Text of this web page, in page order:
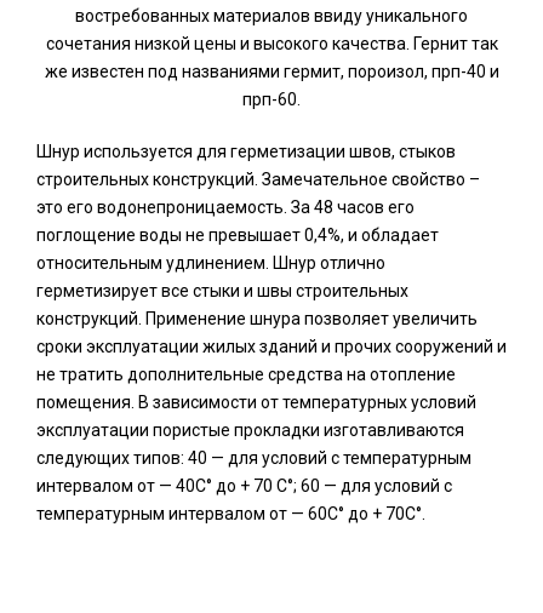
востребованных материалов ввиду уникального
сочетания низкой цены и высокого качества. Гернит так
же известен под названиями гермит, пороизол, прп-40 и
прп-60.
Шнур используется для герметизации швов, стыков
строительных конструкций. Замечательное свойство –
это его водонепроницаемость. За 48 часов его
поглощение воды не превышает 0,4%, и обладает
относительным удлинением. Шнур отлично
герметизирует все стыки и швы строительных
конструкций. Применение шнура позволяет увеличить
сроки эксплуатации жилых зданий и прочих сооружений и
не тратить дополнительные средства на отопление
помещения. В зависимости от температурных условий
эксплуатации пористые прокладки изготавливаются
следующих типов: 40 — для условий с температурным
интервалом от — 40С° до + 70 С°; 60 — для условий с
температурным интервалом от — 60С° до + 70С°